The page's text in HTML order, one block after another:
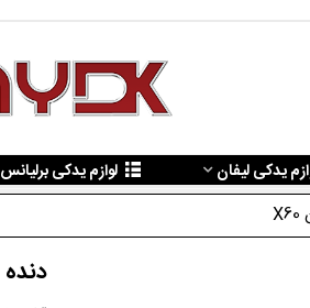
یدکی لیفان لوازم یدکی برلیانس
دنده VVT لیفان X60